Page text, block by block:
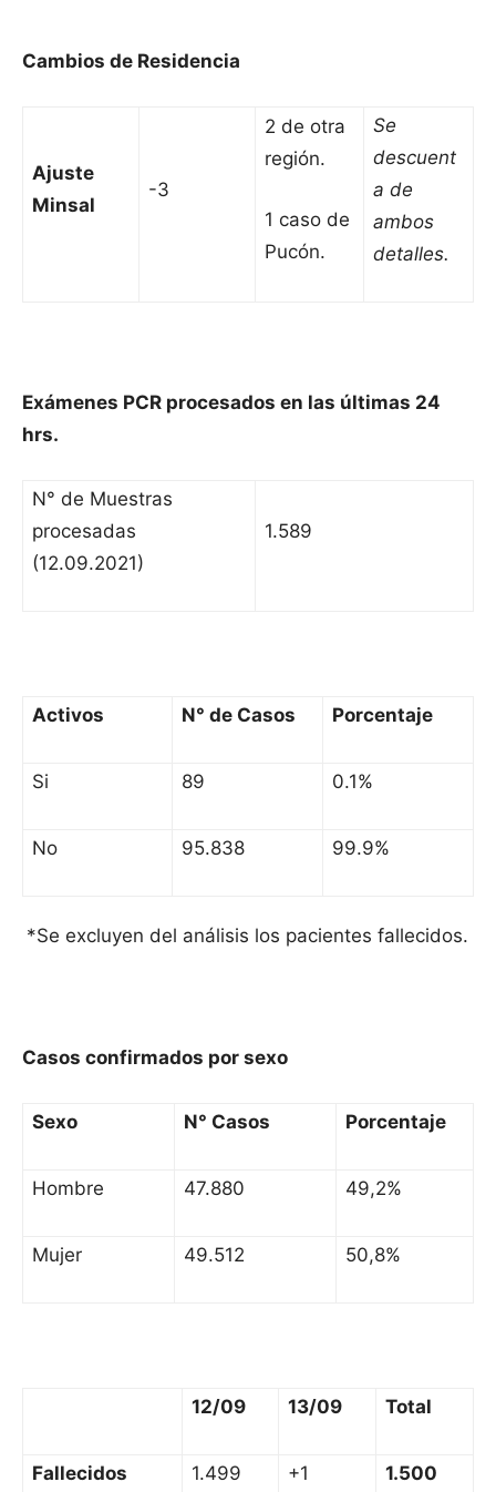
Cambios de Residencia
Ajuste
Minsal
-3
2 de otra
región.
1 caso de
Pucón.
Se
descuent
a de
ambos
detalles.
Exámenes PCR procesados en las últimas 24
hrs.
N° de Muestras
procesadas
(12.09.2021)
1.589
Activos N° de Casos Porcentaje
Si 89 0.1%
No 95.838 99.9%
*Se excluyen del análisis los pacientes fallecidos.
Casos confirmados por sexo
Sexo N° Casos Porcentaje
Hombre 47.880 49,2%
Mujer 49.512 50,8%
12/09 13/09 Total
Fallecidos 1.499 +1 1.500